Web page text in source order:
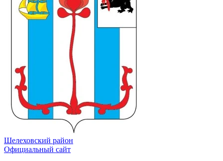
Шелеховский район
Официальный сайт